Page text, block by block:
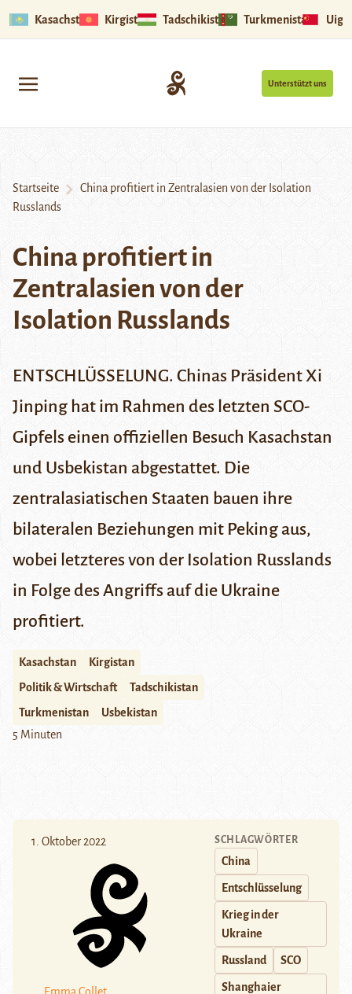
Kasachstan Kirgistan Tadschikistan Turkmenistan
Unterstützt uns
Startseite
China profitiert in Zentralasien von der Isolation
Russlands
China profitiert in
Zentralasien von der
Isolation Russlands
ENTSCHLÜSSELUNG. Chinas Präsident Xi
Jinping hat im Rahmen des letzten SCO-
Gipfels einen offiziellen Besuch Kasachstan
und Usbekistan abgestattet. Die
zentralasiatischen Staaten bauen ihre
bilateralen Beziehungen mit Peking aus,
wobei letzteres von der Isolation Russlands
in Folge des Angriffs auf die Ukraine
profitiert.
Kasachstan
Kirgistan
Politik & Wirtschaft
Tadschikistan
Turkmenistan
Usbekistan
5 Minuten
1. Oktober 2022
Emma Collet
SCHLAGWÖRTER
China
Entschlüsselung
Krieg in der
Ukraine
Russland SCO
Shanghaier